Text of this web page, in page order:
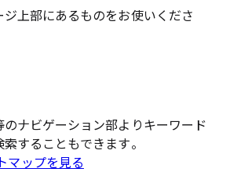
上部にあるものをお使いくださ
ナビゲーション部よりキーワード
することもできます。
マップを見る